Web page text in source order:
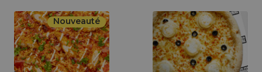
Nouveauté